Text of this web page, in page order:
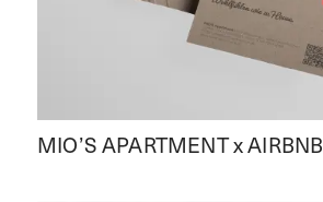
MIO’S APARTMENT x AIRBNB